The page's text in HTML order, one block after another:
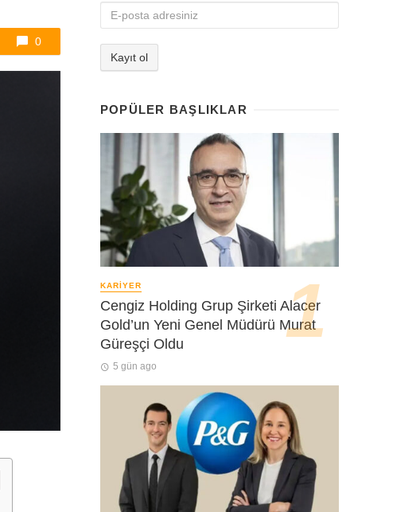
0
POPÜLER BAŞLIKLAR
KARIYER
Cengiz Holding Grup Şirketi Alacer
Gold’un Yeni Genel Müdürü Murat
Güreşçi Oldu
5 gün ago